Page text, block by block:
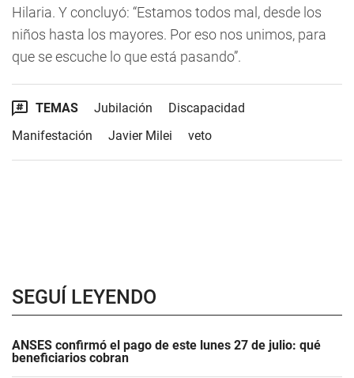
Hilaria. Y concluyó: “Estamos todos mal, desde los
niños hasta los mayores. Por eso nos unimos, para
que se escuche lo que está pasando”.
TEMAS Jubilación
Discapacidad
Manifestación
Javier Milei veto
SEGUÍ LEYENDO
ANSES confirmó el pago de este lunes 27 de julio: qué
beneficiarios cobran